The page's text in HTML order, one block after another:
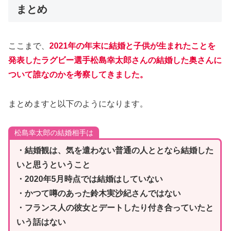
まとめ
ここまで、 2021年の年末に結婚と子供が生まれたことを
発表したラグビー選手松島幸太郎さんの結婚した奥さんに
ついて誰なのかを考察してきました。
まとめますと以下のようになります。
松島幸太郎の結婚相手は
・結婚観は、気を遣わない普通の人ととなら結婚した
いと思うということ
・2020年5月時点では結婚はしていない
・かつて噂のあった鈴木実沙紀さんではない
・フランス人の彼女とデートしたり付き合っていたと
いう話はない